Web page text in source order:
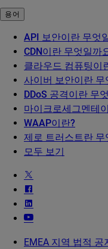
용어
API 보안이란 무엇
CDN이란 무엇일까
클라우드 컴퓨팅이
사이버 보안이란 무
DDoS 공격이란 무
마이크로세그멘테
WAAP이란?
제로 트러스트란 무
모두 보기
EMEA 지역 법적 공